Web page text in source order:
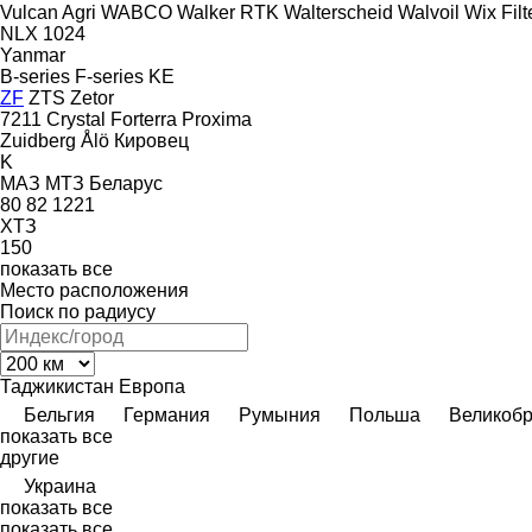
Vulcan Agri WABCO Walker RTK Walterscheid Walvoil Wix
NLX 1024
Yanmar
B-series F-series KE
ZF ZTS Zetor
7211 Crystal Forterra Proxima
Zuidberg Ålö Кировец
K
МАЗ МТЗ Беларус
80 82 1221
ХТЗ
150
показать все
Место расположения
Поиск по радиусу
Таджикистан Европа
Бельгия
Германия Румыния Польша
показать все
другие
Украина
показать все